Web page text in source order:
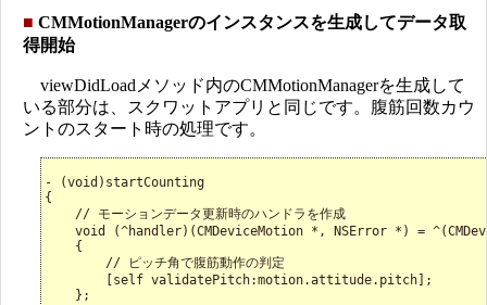
■ CMMotionManagerのインスタンスを生成してデータ取
得開始
viewDidLoadメソッド内のCMMotionManagerを生成して
いる部分は、スクワットアプリと同じです。腹筋回数カウ
ントのスタート時の処理です。
- (void)startCounting
{
    // モーションデータ更新時のハンドラを作成
void (^handler)(CMDeviceMotion *, NSError *) =
    {
        // ピッチ角で腹筋動作の判定
        [self validatePitch:motion.attitude.pitch];
    };